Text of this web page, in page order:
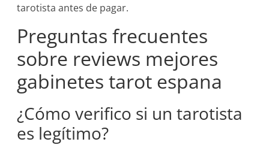
tarotista antes de pagar.
Preguntas frecuentes
sobre reviews mejores
gabinetes tarot espana
¿Cómo verifico si un tarotista
es legítimo?